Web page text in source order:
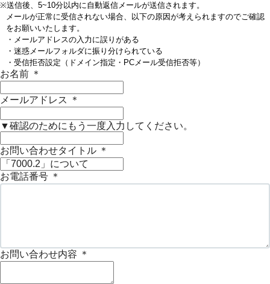
※送信後、5~10分以内に自動返信メールが送信されます。
メールが正常に受信されない場合、以下の原因が考えられますのでご確認
をお願いいたします。
・メールアドレスの入力に誤りがある
・迷惑メールフォルダに振り分けられている
・受信拒否設定（ドメイン指定・PCメール受信拒否等）
お名前 ＊
メールアドレス ＊
▼確認のためにもう一度入力してください。
お問い合わせタイトル ＊
お電話番号 ＊
お問い合わせ内容 ＊